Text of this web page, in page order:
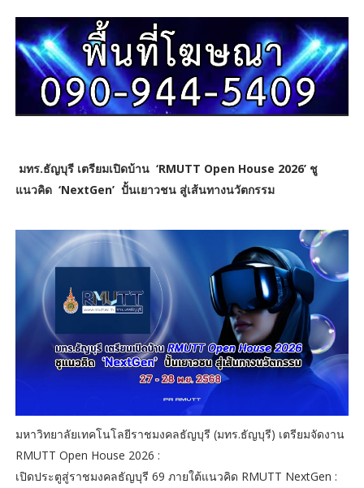
มทร.ธัญบุรี เตรียมเปิดบ้าน ‘RMUTT Open House 2026’ ชู
แนวคิด ‘NextGen’ ปั้นเยาวชน สู่เส้นทางนวัตกรรม
มหาวิทยาลัยเทคโนโลยีราชมงคลธัญบุรี (มทร.ธัญบุรี) เตรียมจัดงาน
RMUTT Open House 2026 :
เปิดประตูสู่ราชมงคลธัญบุรี 69 ภายใต้แนวคิด RMUTT NextGen :